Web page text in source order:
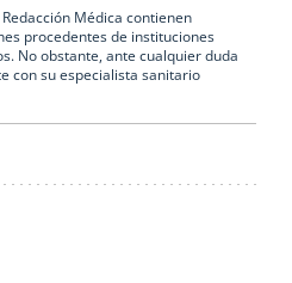
Médica contienen
procedentes de instituciones
No obstante, ante cualquier duda
con su especialista sanitario